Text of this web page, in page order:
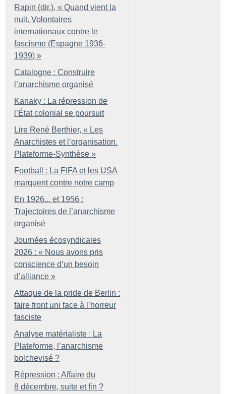
Rapin (dir.), « Quand vient la
nuit. Volontaires
internationaux contre le
fascisme (Espagne 1936-
1939) »
Catalogne : Construire
l’anarchisme organisé
Kanaky : La répression de
l’État colonial se poursuit
Lire René Berthier, « Les
Anarchistes et l’organisation.
Plateforme-Synthèse »
Football : La FIFA et les USA
marquent contre notre camp
En 1926... et 1956 :
Trajectoires de l’anarchisme
organisé
Journées écosyndicales
2026 : « Nous avons pris
conscience d’un besoin
d’alliance »
Attaque de la pride de Berlin :
faire front uni face à l’horreur
fasciste
Analyse matérialiste : La
Plateforme, l’anarchisme
bolchevisé ?
Répression : Affaire du
8 décembre, suite et fin ?